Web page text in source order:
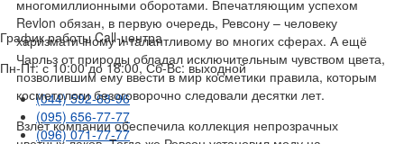
многомиллионными оборотами. Впечатляющим успехом
Revlon обязан, в первую очередь, Ревсону – человеку
харизматичному и талантливому во многих сферах. А ещё
Чарльз от природы обладал исключительным чувством цвета,
позволившим ему ввести в мир косметики правила, которым
косметологи безоговорочно следовали десятки лет.
Взлёт компании обеспечила коллекция непрозрачных
График работы Call-центра
Пн-Пт: с 10:00 до 18:00, Сб-Вс: выходной
(044) 592-68-96
(095) 656-77-77
(096) 071-77-77